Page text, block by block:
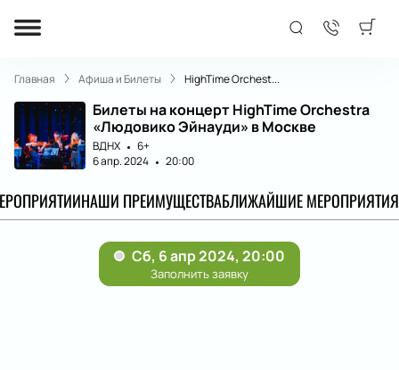
Главная Афиша и Билеты HighTime Orchest...
Билеты на концерт HighTime Orchestra
«Людовико Эйнауди» в Москве
ВДНХ
6+
6 апр. 2024
20:00
НАШИ ПРЕИМУЩЕСТВАБЛИЖАЙШИЕ МЕРОПРИЯТИЯ